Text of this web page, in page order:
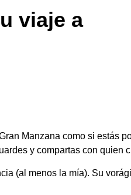
viaje a
Manzana como si estás
y compartas con quien
(al menos la mía). Su